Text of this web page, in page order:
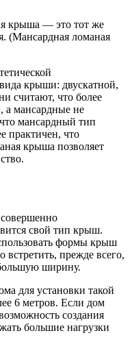
крыша — это тот же
(Мансардная ломаная
крыши: двускатной,
считают, что более
а мансардные не
мансардный тип
практичен, что
крыша позволяет
свой тип крыш.
формы крыш
прежде всего,
ширину.
для установки такой
6 метров. Если дом
создания
большие нагрузки